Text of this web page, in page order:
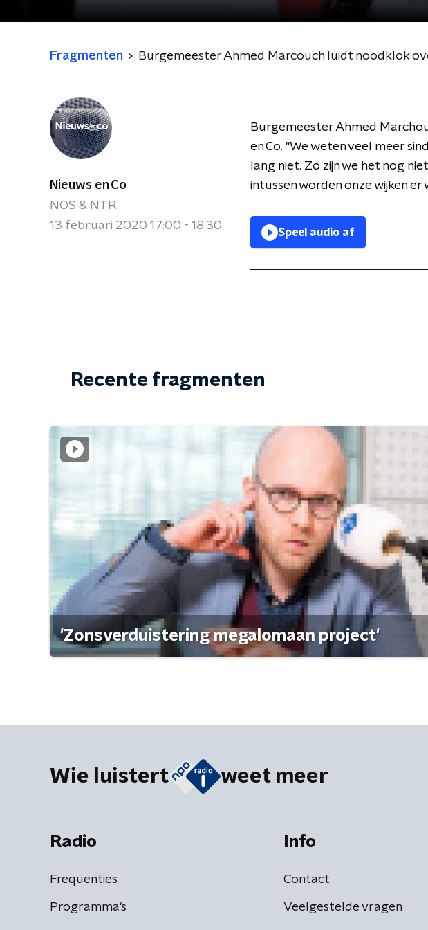
Fragmenten Burgemeester Ahmed Marcouch luidt noodklok
Nieuws en Co
NOS & NTR
13 februari 2020 17:00 - 18:30
Burgemeester Ahmed
en Co. "We weten veel meer
lang niet. Zo zijn we het nog
intussen worden onze wijken
Speel audio af
Recente fragmenten
'Zonsverduistering megalomaan project'
Wie luistert weet meer
Radio
Frequenties
Programma's
Info
Contact
Veelgestelde vragen